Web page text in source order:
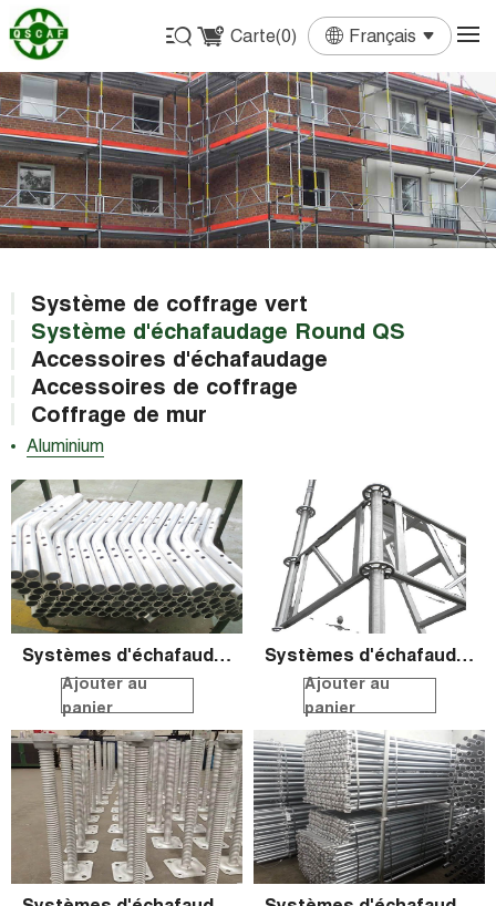
Carte(0) Français
English
Français
Deutsch
Español
Português
Système de coffrage vert
Système d'échafaudage Round QS
Aluminium
Accessoires d'échafaudage
Accessoires de coffrage
Coffrage de mur
Systèmes d'échafaudage ronds QS
Ajouter au
panier
Systèmes d'échafaudage ronds QS
Ajouter au
panier